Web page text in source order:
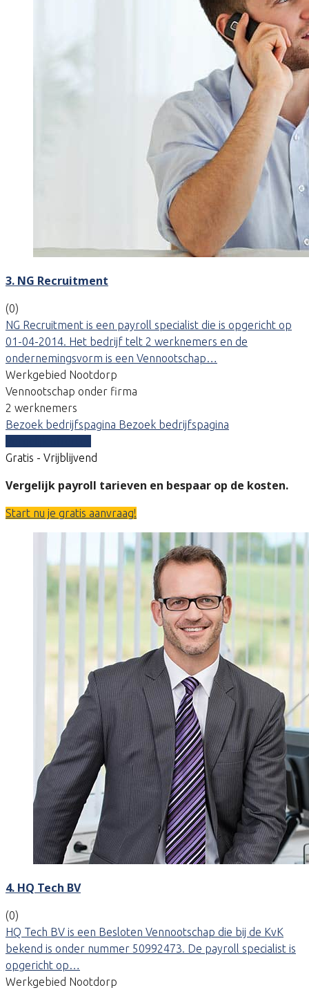
3. NG Recruitment
(0)
NG Recruitment is een payroll specialist die is opgericht op
01-04-2014. Het bedrijf telt 2 werknemers en de
ondernemingsvorm is een Vennootschap…
Werkgebied Nootdorp
Vennootschap onder firma
2 werknemers
Bezoek bedrijfspagina Bezoek bedrijfspagina
Gratis - Vrijblijvend
Vergelijk payroll tarieven en bespaar op de kosten.
Start nu je gratis aanvraag!
4. HQ Tech BV
(0)
HQ Tech BV is een Besloten Vennootschap die bij de KvK
bekend is onder nummer 50992473. De payroll specialist is
opgericht op…
Werkgebied Nootdorp